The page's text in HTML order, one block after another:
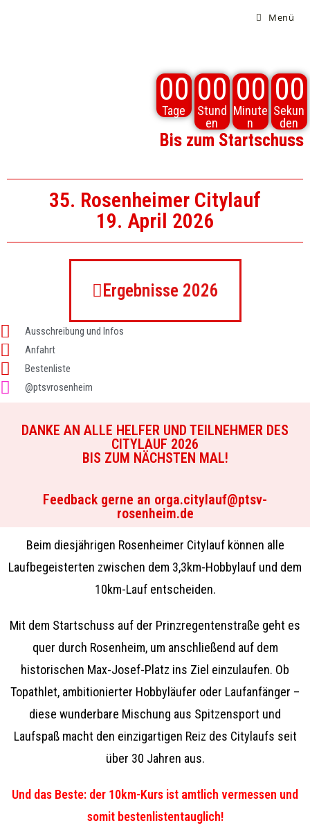
Menü
00
Tage
00
Stund
en
00
Minute
n
00
Sekun
den
Bis zum Startschuss
35. Rosenheimer Citylauf
19. April 2026
Ausschreibung und Infos
Anfahrt
Bestenliste
@ptsvrosenheim
Ergebnisse 2026
DANKE AN ALLE HELFER UND TEILNEHMER DES
CITYLAUF 2026
BIS ZUM NÄCHSTEN MAL!
Feedback gerne an orga.citylauf@ptsv-
rosenheim.de
Beim diesjährigen Rosenheimer Citylauf können alle
Laufbegeisterten zwischen dem 3,3km-Hobbylauf und dem
10km-Lauf entscheiden.
Mit dem Startschuss auf der Prinzregentenstraße geht es
quer durch Rosenheim, um anschließend auf dem
historischen Max-Josef-Platz ins Ziel einzulaufen. Ob
Topathlet, ambitionierter Hobbyläufer oder Laufanfänger –
diese wunderbare Mischung aus Spitzensport und
Laufspaß macht den einzigartigen Reiz des Citylaufs seit
über 30 Jahren aus.
Und das Beste: der 10km-Kurs ist amtlich vermessen und
somit bestenlistentauglich!